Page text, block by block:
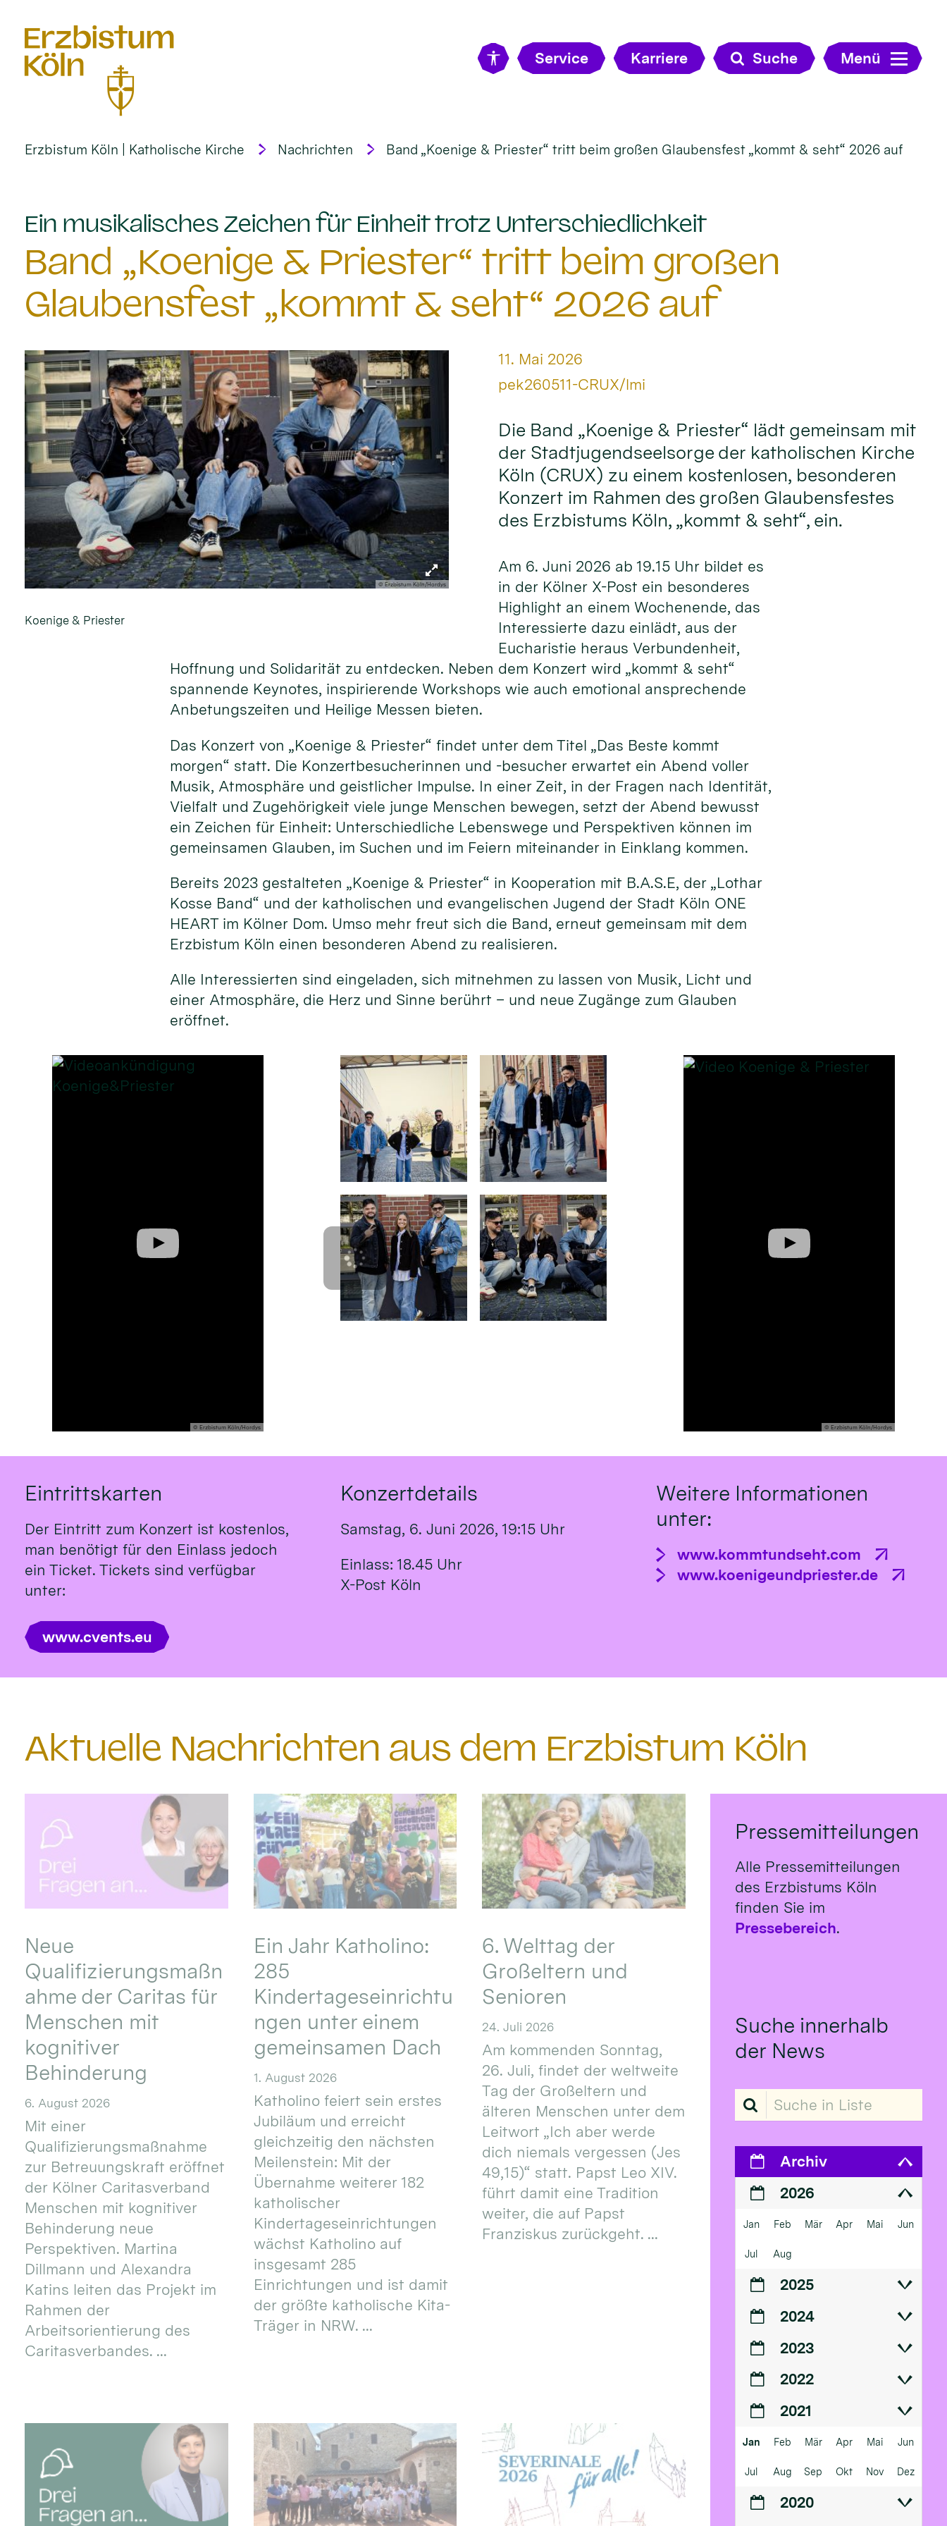
Service Karriere Suche Menü
Erzbistum Köln | Katholische Kirche Nachrichten Band „Koenige & Priester“ tritt beim großen Glaubensfest „kommt & seht“ 2026 auf
Ein musikalisches Zeichen für Einheit trotz Unterschiedlichkeit:
Band „Koenige & Priester“ tritt beim großen
Glaubensfest „kommt & seht“ 2026 auf
© Erzbistum Köln/Hordys
Koenige & Priester
Datum:
11. Mai 2026
Von:
pek260511-CRUX/lmi
Die Band „Koenige & Priester“ lädt gemeinsam mit
der Stadtjugendseelsorge der katholischen Kirche
Köln (CRUX) zu einem kostenlosen, besonderen
Konzert im Rahmen des großen Glaubensfestes
des Erzbistums Köln, „kommt & seht“, ein.
Am 6. Juni 2026 ab 19.15 Uhr bildet es
in der Kölner X-Post ein besonderes
Highlight an einem Wochenende, das
Interessierte dazu einlädt, aus der
Eucharistie heraus Verbundenheit,
Hoffnung und Solidarität zu entdecken. Neben dem Konzert wird „kommt & seht“
spannende Keynotes, inspirierende Workshops wie auch emotional ansprechende
Anbetungszeiten und Heilige Messen bieten.
Das Konzert von „Koenige & Priester“ findet unter dem Titel „Das Beste kommt
morgen“ statt. Die Konzertbesucherinnen und -besucher erwartet ein Abend voller
Musik, Atmosphäre und geistlicher Impulse. In einer Zeit, in der Fragen nach Identität,
Vielfalt und Zugehörigkeit viele junge Menschen bewegen, setzt der Abend bewusst
ein Zeichen für Einheit: Unterschiedliche Lebenswege und Perspektiven können im
gemeinsamen Glauben, im Suchen und im Feiern miteinander in Einklang kommen.
Bereits 2023 gestalteten „Koenige & Priester“ in Kooperation mit B.A.S.E, der „Lothar
Kosse Band“ und der katholischen und evangelischen Jugend der Stadt Köln ONE
HEART im Kölner Dom. Umso mehr freut sich die Band, erneut gemeinsam mit dem
Erzbistum Köln einen besonderen Abend zu realisieren.
Alle Interessierten sind eingeladen, sich mitnehmen zu lassen von Musik, Licht und
einer Atmosphäre, die Herz und Sinne berührt – und neue Zugänge zum Glauben
eröffnet.
© Erzbistum Köln/Hordys © Erzbistum Köln/Hordys
Eintrittskarten
Der Eintritt zum Konzert ist kostenlos,
man benötigt für den Einlass jedoch
ein Ticket. Tickets sind verfügbar
unter:
www.cvents.eu
Konzertdetails
Samstag, 6. Juni 2026, 19:15 Uhr
Einlass: 18.45 Uhr
X-Post Köln
Weitere Informationen
unter:
www.kommtundseht.com
www.koenigeundpriester.de
Aktuelle Nachrichten aus dem Erzbistum Köln
Neue
Qualifizierungsmaßn
ahme der Caritas für
Menschen mit
kognitiver
Behinderung
6. August 2026
Mit einer
Qualifizierungsmaßnahme
zur Betreuungskraft eröffnet
der Kölner Caritasverband
Menschen mit kognitiver
Behinderung neue
Perspektiven. Martina
Dillmann und Alexandra
Katins leiten das Projekt im
Rahmen der
Arbeitsorientierung des
Caritasverbandes. ...
Ein Jahr Katholino:
285
Kindertageseinrichtu
ngen unter einem
gemeinsamen Dach
1. August 2026
Katholino feiert sein erstes
Jubiläum und erreicht
gleichzeitig den nächsten
Meilenstein: Mit der
Übernahme weiterer 182
katholischer
Kindertageseinrichtungen
wächst Katholino auf
insgesamt 285
Einrichtungen und ist damit
der größte katholische Kita-
Träger in NRW. ...
6. Welttag der
Großeltern und
Senioren
24. Juli 2026
Am kommenden Sonntag,
26. Juli, findet der weltweite
Tag der Großeltern und
älteren Menschen unter dem
Leitwort „Ich aber werde
dich niemals vergessen (Jes
49,15)“ statt. Papst Leo XIV.
führt damit eine Tradition
weiter, die auf Papst
Franziskus zurückgeht. ...
Pressemitteilungen
Alle Pressemitteilungen
des Erzbistums Köln
finden Sie im
Pressebereich.
Suche innerhalb
der News
Suche in Liste
Archiv
2026
Jan Feb Mär Apr Mai Jun
Jul Aug
2025
2024
2023
2022
2021
Jan Feb Mär Apr Mai Jun
Jul Aug Sep Okt Nov Dez
2020